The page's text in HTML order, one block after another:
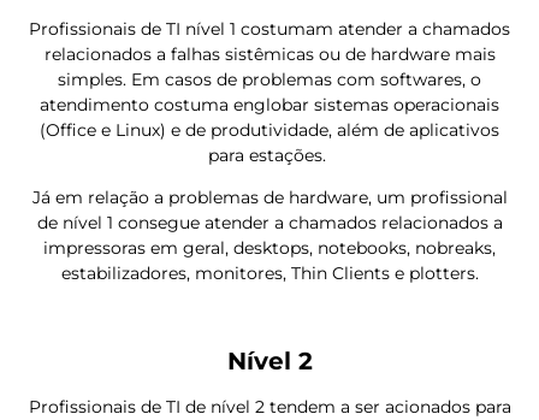
Profissionais de TI nível 1 costumam atender a chamados
relacionados a falhas sistêmicas ou de hardware mais
simples. Em casos de problemas com softwares, o
atendimento costuma englobar sistemas operacionais
(Office e Linux) e de produtividade, além de aplicativos
para estações.
Já em relação a problemas de hardware, um profissional
de nível 1 consegue atender a chamados relacionados a
impressoras em geral, desktops, notebooks, nobreaks,
estabilizadores, monitores, Thin Clients e plotters.
Nível 2
Profissionais de TI de nível 2 tendem a ser acionados para